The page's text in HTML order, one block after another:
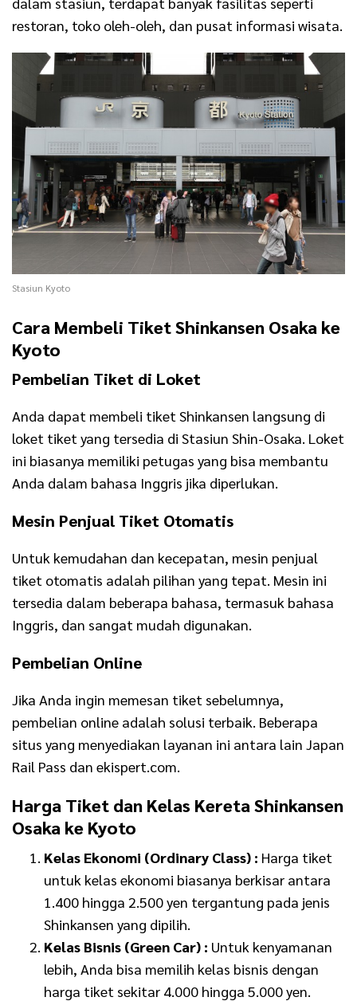
restoran, toko oleh-oleh, dan pusat informasi wisata.
Stasiun Kyoto
Cara Membeli Tiket Shinkansen Osaka ke
Kyoto
Pembelian Tiket di Loket
Anda dapat membeli tiket Shinkansen langsung di
loket tiket yang tersedia di Stasiun Shin-Osaka. Loket
ini biasanya memiliki petugas yang bisa membantu
Anda dalam bahasa Inggris jika diperlukan.
Mesin Penjual Tiket Otomatis
Untuk kemudahan dan kecepatan, mesin penjual
tiket otomatis adalah pilihan yang tepat. Mesin ini
tersedia dalam beberapa bahasa, termasuk bahasa
Inggris, dan sangat mudah digunakan.
Pembelian Online
Jika Anda ingin memesan tiket sebelumnya,
pembelian online adalah solusi terbaik. Beberapa
situs yang menyediakan layanan ini antara lain Japan
Rail Pass dan ekispert.com.
Harga Tiket dan Kelas Kereta Shinkansen
Osaka ke Kyoto
Kelas Ekonomi (Ordinary Class) : Harga tiket
untuk kelas ekonomi biasanya berkisar antara
1.400 hingga 2.500 yen tergantung pada jenis
Shinkansen yang dipilih.
Kelas Bisnis (Green Car) : Untuk kenyamanan
lebih, Anda bisa memilih kelas bisnis dengan
harga tiket sekitar 4.000 hingga 5.000 yen.